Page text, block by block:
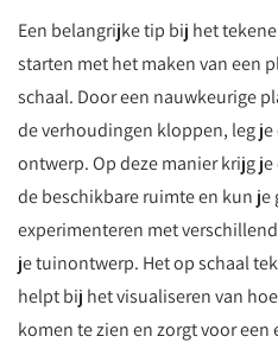
Een belangrijke tip bij het
starten met het maken van een
schaal. Door een nauwkeurige
de verhoudingen kloppen, leg je
ontwerp. Op deze manier krijg
de beschikbare ruimte en kun
experimenteren met
je tuinontwerp. Het op schaal
helpt bij het visualiseren van
komen te zien en zorgt voor